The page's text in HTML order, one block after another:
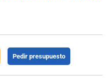
Pedir presupuesto